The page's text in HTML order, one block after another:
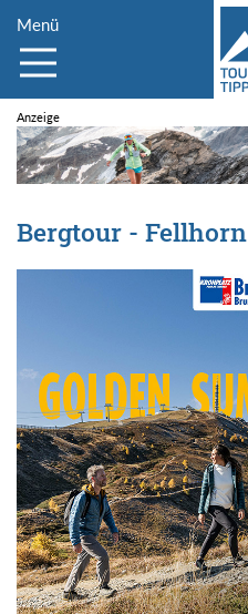
Menü
Bergtour - Fellhorn